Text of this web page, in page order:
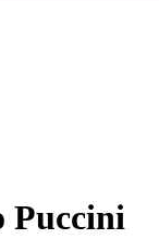
Puccini